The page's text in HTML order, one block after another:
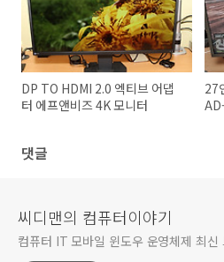
DP TO HDMI 2.0 엑티브 어댑
터 에프앤비즈 4K 모니터
27
댓글
씨디맨의 컴퓨터이야기
컴퓨터 IT 모바일 윈도우 운영체제 최신